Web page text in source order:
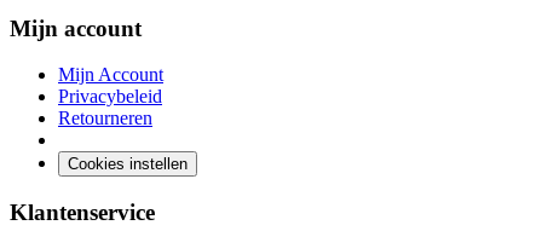
Mijn account
Mijn Account
Privacybeleid
Retourneren
Cookies instellen
Klantenservice